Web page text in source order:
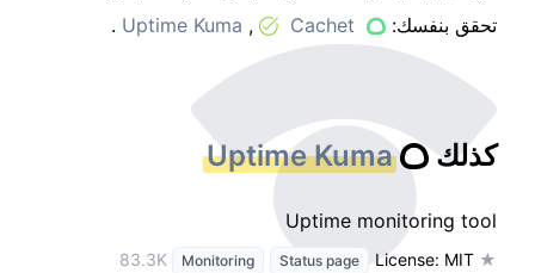
تحقق بنفسك:
Uptime Kuma , Cachet
.
كذلك Uptime Kuma
Uptime monitoring tool
★ 83.3K
Monitoring Status page License: MIT